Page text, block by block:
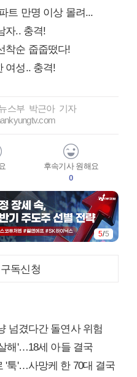
트 만명 이상 몰려...
자.. 충격!
착순 줍줍떴다!
여성.. 충격!
스부 박근아 기자
후속기사 원해요
0
5/5
독신청
넘겼다간 돌연사 위험
해'…18세 아들 결국
'툭'…사망케 한 70대 결국